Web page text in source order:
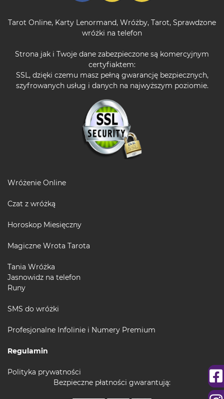
Tarot Online, Karty Lenormand, Wróżby, Tarot, Sprawdzone
wróżki na telefon
Strona jak i Twoje dane zabezpieczone są komercyjnym
certyfiaktem:
SSL, dzięki czemu masz pełną gwarancję bezpiecznych,
szyfrowanych usług i danych na najwyższym poziomie.
Wróżenie Online
Czat z wróżką
Horoskop Miesięczny
Magiczne Wrota Tarota
Tania Wróżka
Jasnowidz na telefon
Runy
SMS do wróżki
Profesjonalne Infolinie i Numery Premium
Regulamin
Polityka prywatności
Bezpieczne płatności gwarantują: